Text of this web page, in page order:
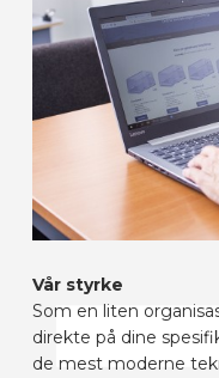
Vår styrke
Som en liten
direkte på dine
de mest moderne